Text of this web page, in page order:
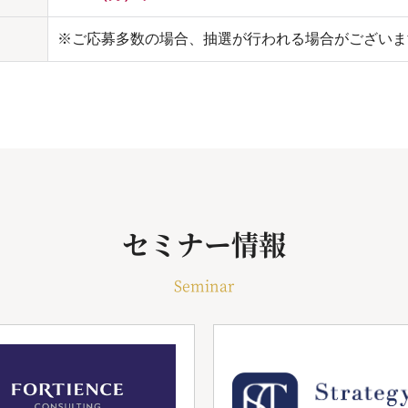
※ご応募多数の場合、抽選が行われる場合がござい
セミナー情報
Seminar